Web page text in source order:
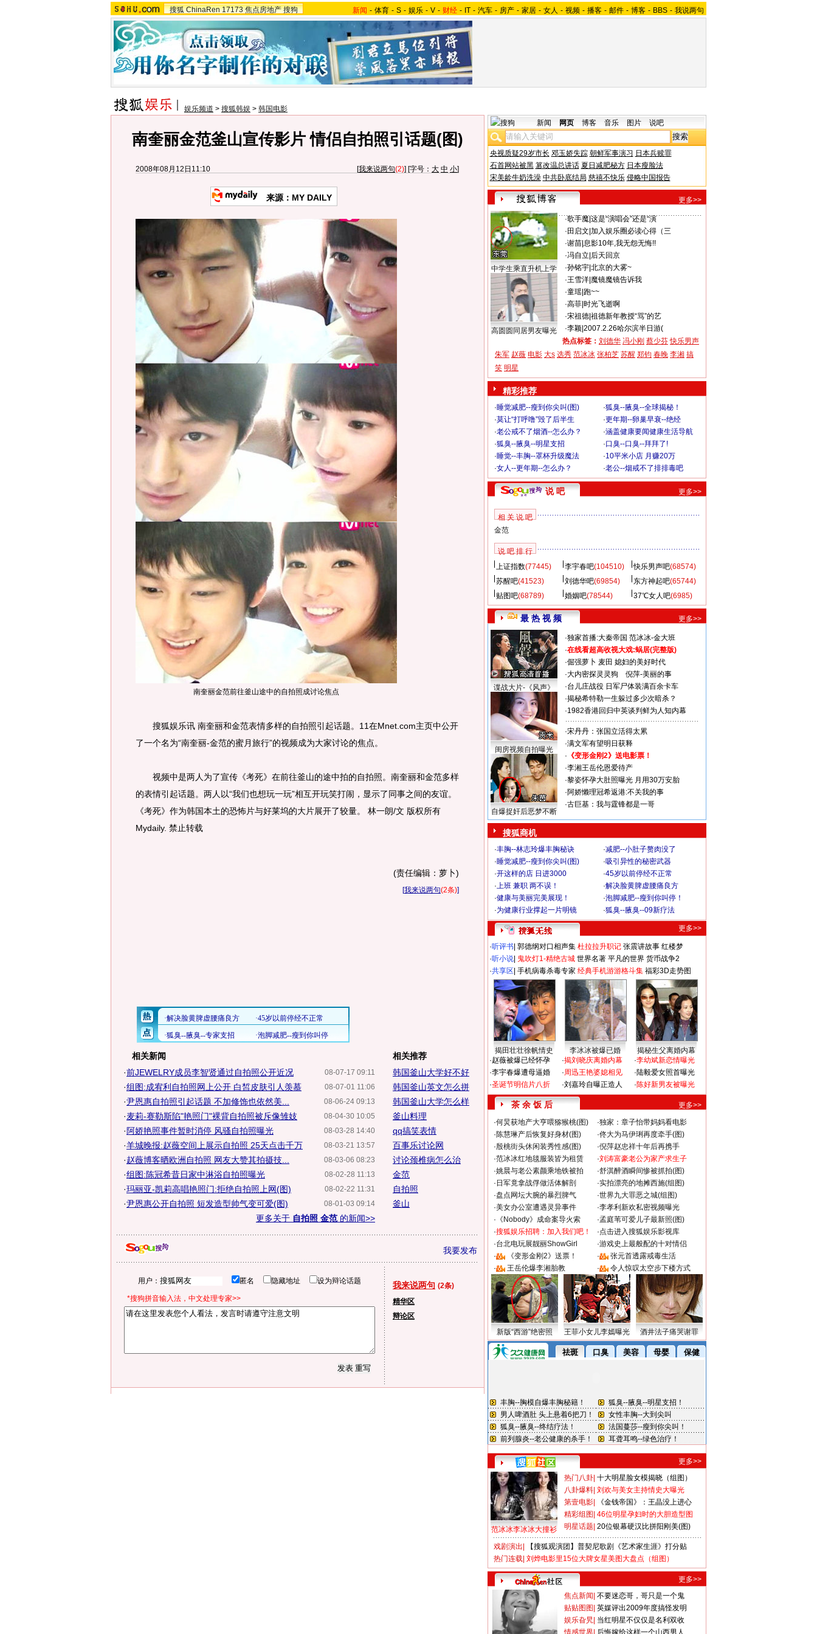
搜狐 ChinaRen 17173 焦点房地产 搜狗 新闻 - 体育 - S - 娱乐 - V - 财经 - IT - 汽车 - 房产 - 家居 - 女人 - 视频 - 播客 - 邮件 - 博客 - BBS - 我说两句
娱乐频道 > 搜狐韩娱 > 韩国电影
南奎丽金范釜山宣传影片 情侣自拍照引话题(图)
2008年08月12日11:10 [我来说两句(2)] [字号： 大 中 小]
来源：MY DAILY
南奎丽金范前往釜山途中的自拍照成讨论焦点
搜狐娱乐讯 南奎丽和金范表情多样的自拍照引起话题。11在Mnet.com主页中公开
了一个名为“南奎丽-金范的蜜月旅行”的视频成为大家讨论的焦点。
视频中是两人为了宣传《考死》在前往釜山的途中拍的自拍照。南奎丽和金范多样
的表情引起话题。两人以“我们也想玩一玩”相互开玩笑打闹，显示了同事之间的友谊。
《考死》作为韩国本土的恐怖片与好莱坞的大片展开了较量。 林一朗/文 版权所有
Mydaily. 禁止转载
(责任编辑：萝卜)
[我来说两句(2条)]
相关新闻
08-07-17 09:11
·前JEWELRY成员李智贤通过自拍照公开近况
08-07-01 11:06
·组图:成宥利自拍照网上公开 白皙皮肤引人羡慕
08-06-24 09:13
·尹恩惠自拍照引起话题 不加修饰也依然美...
08-04-30 10:05
·麦莉-赛勒斯陷"艳照门"裸背自拍照被斥像雏妓
08-03-28 14:40
· 阿娇艳照事件暂时消停 风骚自拍照曝光
08-03-21 13:57
·羊城晚报:赵薇空间上展示自拍照 25天点击千万
08-03-06 08:23
·赵薇博客晒欧洲自拍照 网友大赞其拍摄技...
08-02-28 11:13
·组图:陈冠希昔日家中淋浴自拍照曝光
08-02-22 11:31
·玛丽亚-凯莉高唱艳照门:拒绝自拍照上网(图)
08-01-03 09:14
·尹恩惠公开自拍照 短发造型帅气变可爱(图)
更多关于 自拍照 金范 的新闻>>
相关推荐
韩国釜山大学好不好
韩国釜山英文怎么拼
韩国釜山大学怎么样
釜山料理
qq搞笑表情
百事乐讨论网
讨论颈椎病怎么治
金范
自拍照
釜山
我要发布
用户： 匿名 隐藏地址 设为辩论话题
*搜狗拼音输入法，中文处理专家>>
我来说两句 (2条)
精华区
辩论区
新闻 网页 博客 音乐 图片 说吧
央视质疑29岁市长 邓玉娇失踪 朝鲜军事演习 日本兵赎罪
石首网站被黑 篡改温总讲话 夏日减肥秘方 日本瘦脸法
宋美龄牛奶洗澡 中共卧底结局 慈禧不快乐 侵略中国报告
更多>>
中学生乘直升机上学
高圆圆同居男友曝光
·歌手魔| 这是“演唱会”还是“演
· 田启文 加入娱乐圈必读心得（三
·谢苗| 息影10年,我无怨无悔!!
·冯自立 后天回京
·孙铭宇| 北京的大雾~
·王雪洋| 魔镜魔镜告诉我
·童瑶| 跑~~
·高菲| 时光飞逝啊
·宋祖德| 祖德新年教授“骂”的艺
·李颖| 2007.2.26哈尔滨半日游(
热点标签： 刘德华 冯小刚 蔡少芬 快乐男声
朱军 赵薇 电影 大s 选秀 范冰冰 张柏芝 苏醒 郑钧 春晚 李湘 搞
笑 明星
精彩推荐
·睡觉减肥--瘦到你尖叫(图) ·狐臭--腋臭--全球揭秘！
·莫让“打呼噜”毁了后半生 ·更年期--卵巢早衰--绝经
·老公戒不了烟酒--怎么办？ ·涵盖健康要闻健康生活导航
·狐臭--腋臭--明星支招 ·口臭--口臭--拜拜了!
·睡觉--丰胸--罩杯升级魔法 ·10平米小店 月赚20万
·女人--更年期--怎么办？ ·老公--烟戒不了排排毒吧
说 吧 更多>>
相 关 说 吧
金范
说 吧 排 行
上证指数(77445) 李宇春吧(104510) 快乐男声吧(68574)
苏醒吧(41523) 刘德华吧(69854) 东方神起吧(65744)
贴图吧(68789) 婚姻吧(78544) 37℃女人吧(6985)
最 热 视 频 更多>>
谍战大片-《风声》
闺房视频自拍曝光
自爆捉奸后恶梦不断
·独家首播:大秦帝国 范冰冰-金大班
·在线看超高收视大戏:蜗居(完整版)
·倔强萝卜 麦田 媳妇的美好时代
·大内密探灵灵狗
倪萍-美丽的事
·台儿庄战役 日军尸体装满百余卡车
·揭秘希特勒一生躲过多少次暗杀？
·1982香港回归中英谈判鲜为人知内幕
·宋丹丹：张国立活得太累
·满文军有望明日获释
· 《变形金刚2》送电影票！
·李湘王岳伦恩爱待产
·黎姿怀孕大肚照曝光 月用30万安胎
·阿娇懒理冠希返港:不关我的事
·古巨基：我与霆锋都是一哥
搜狐商机
·丰胸--林志玲爆丰胸秘诀 ·减肥--小肚子赘肉没了
·睡觉减肥--瘦到你尖叫(图) ·吸引异性的秘密武器
·开这样的店 日进3000 ·45岁以前停经不正常
·上班 兼职 两不误！ ·解决脸黄脾虚腰痛良方
·健康与美丽完美展现！ ·泡脚减肥--瘦到你叫停！
·为健康行业撑起一片明镜 ·狐臭--腋臭--09新疗法
更多>>
·听评书 郭德纲对口相声集 杜拉拉升职记 张震讲故事 红楼梦
·听小说 鬼吹灯1-精绝古城 世界名著 平凡的世界 货币战争2
·共享区 手机病毒杀毒专家 经典手机游游格斗集 福彩3D走势图
揭田壮壮徐帆情史 李冰冰被爆已婚
揭秘生父离婚内幕
·赵薇被爆已经怀孕
·李宇春爆遭母逼婚
·圣诞节明信片八折
·揭刘晓庆离婚内幕
·周迅王艳婆媳相见
·刘嘉玲自曝正造人
·李幼斌新恋情曝光
·陆毅爱女照首曝光
·陈好新男友被曝光
茶 余 饭 后
更多>>
·何炅获地产大亨喂猕猴桃(图) ·独家：章子怡带妈妈看电影
·陈慧琳产后恢复好身材(图) ·佟大为马伊琍再度牵手(图)
·殷桃街头休闲装秀性感(图) ·倪萍赵忠祥十年后再携手
·范冰冰红地毯服装皆为租赁 ·刘涛富豪老公为家产求生子
·姚晨与老公素颜乘地铁被拍 ·舒淇醉酒瞬间惨被抓拍(图)
· 日军竟拿战俘做活体解剖 ·实拍漂亮的地摊西施(组图)
·盘点网坛大腕的暴烈脾气 ·世界九大罪恶之城(组图)
·美女办公室遭遇灵异事件 ·李孝利新欢私密视频曝光
· 《Nobody》成命案导火索 ·孟庭苇可爱儿子最新照(图)
·搜狐娱乐招聘：加入我们吧！ ·点击进入搜狐娱乐影视库
·台北电玩展靓丽ShowGirl ·游戏史上最般配的十对情侣
·
《变形金刚2》送票！ ·
张元首透露戒毒生活
·
王岳伦爆李湘胎教 · 令人惊叹太空步下楼方式
新版“西游”绝密照 王菲小女儿李嫣曝光 酒井法子痛哭谢罪
更多>>
范冰冰李冰冰大撞衫
热门八卦 十大明星脸女模揭晓（组图）
八卦爆料 刘欢与美女主持情史大曝光
第壹电影
《金钱帝国》：王晶没上进心
精彩组图 46位明星孕妇时的大胆造型图
明星话题 20位银幕硬汉比拼阳刚美(图)
戏剧演出
【搜狐观演团】普契尼歌剧《艺术家生涯》打分贴
热门连载 刘烨电影里15位大牌女星美图大盘点（组图）
更多>>
焦点新闻 不要迷恋哥，哥只是一个鬼
贴贴图图 英媒评出2009年度搞怪发明
娱乐旮旯 当红明星不仅仅是名利双收
情感世界 后悔嫁给这样一个山西男人